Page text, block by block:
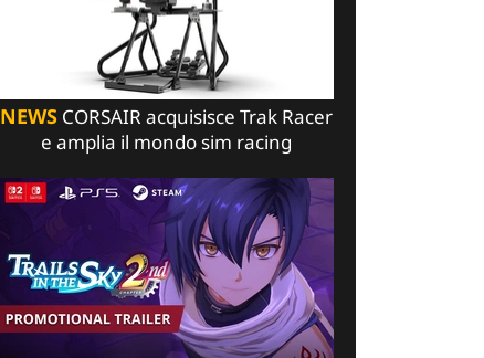
NEWSCORSAIR acquisisce Trak Racer
e amplia il mondo sim racing